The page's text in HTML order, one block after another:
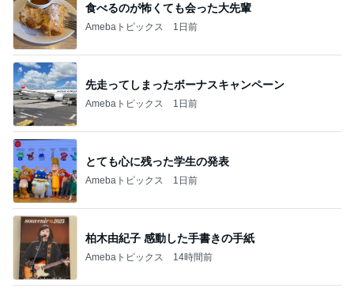
食べるのが怖くても会った大先輩
Amebaトピックス 1日前
先走ってしまったボーナスキャンペーン
Amebaトピックス 1日前
とても心に残った学生の発表
Amebaトピックス 1日前
柏木由紀子 感動した手書きの手紙
Amebaトピックス 14時間前